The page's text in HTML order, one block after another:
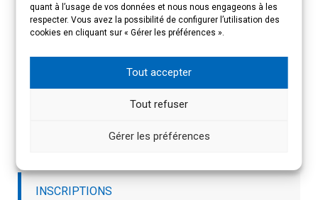
quant à l’usage de vos données et nous nous engageons à les
respecter. Vous avez la possibilité de configurer l’utilisation des
cookies en cliquant sur « Gérer les préférences ».
Tout accepter
Tout refuser
Gérer les préférences
ACCÈS RAPIDE
PRÉSENTATION DE L’ÉVÈNEMENT
INSCRIPTIONS